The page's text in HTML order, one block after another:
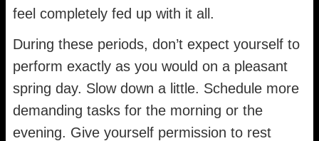
feel completely fed up with it all.
During these periods, don’t expect yourself to
perform exactly as you would on a pleasant
spring day. Slow down a little. Schedule more
demanding tasks for the morning or the
evening. Give yourself permission to rest